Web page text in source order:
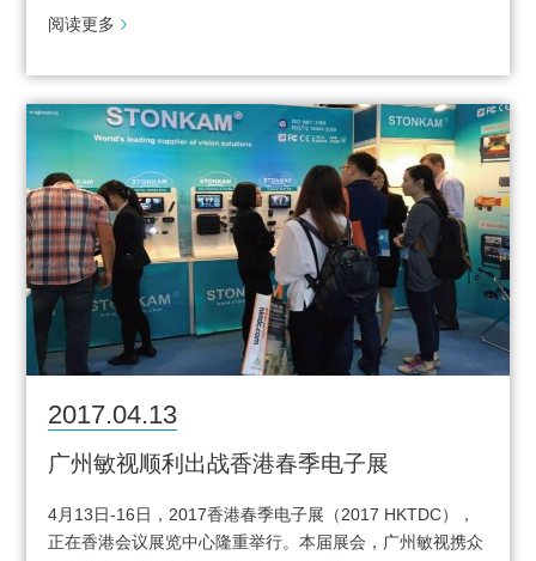
阅读更多
2017.04.13
广州敏视顺利出战香港春季电子展
4月13日-16日，2017香港春季电子展（2017 HKTDC），
正在香港会议展览中心隆重举行。本届展会，广州敏视携众